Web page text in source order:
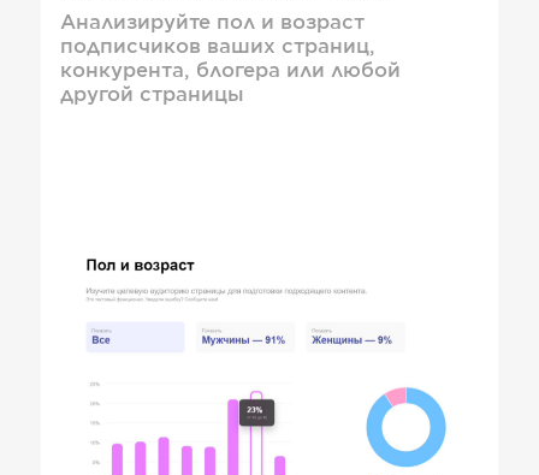
Анализируйте пол и возраст
подписчиков ваших страниц,
конкурента, блогера или любой
другой страницы